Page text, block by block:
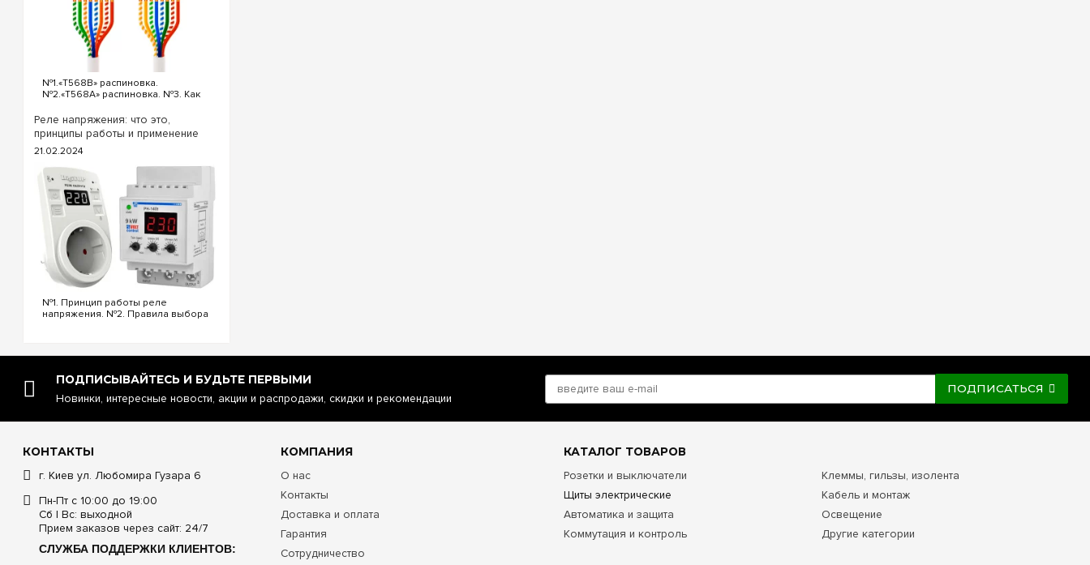
№1.«T568B» распиновка.
№2.«T568A» распиновка. №3. Как
«T568B» распиновка интернет
кабеля Порядок проводов схемы
«T568B»: «T568B» 1. Бело...
Реле напряжения: что это,
принципы работы и применение
21.02.2024
№1. Принцип работы реле
напряжения. №2. Правила выбора
Управление реле напряжения
через Wi-Fi. №5. Реле напряжения
или стаб...
ПОДПИСЫВАЙТЕСЬ И БУДЬТЕ ПЕРВЫМИ
Новинки, интересные новости, акции и распродажи, скидки и рекомендации
ПОДПИСАТЬСЯ
КОНТАКТЫ
г. Киев ул. Любомира Гузара 6
Пн-Пт с 10:00 до 19:00
Сб | Вс: выходной
Прием заказов через сайт: 24/7
СЛУЖБА ПОДДЕРЖКИ КЛИЕНТОВ:
КОМПАНИЯ
О нас
Контакты
Доставка и оплата
Гарантия
Сотрудничество
КАТАЛОГ ТОВАРОВ
Розетки и выключатели
Щиты электрические
Автоматика и защита
Коммутация и контроль
Клеммы, гильзы, изолента
Кабель и монтаж
Освещение
Другие категории